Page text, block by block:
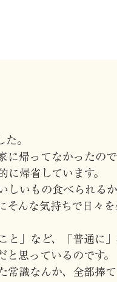
。
に帰ってなかったの
帰省しています。
しいもの食べられる
そんな気持ちで日々
と」など、「普通に
思っているのです。
常識なんか、全部捧